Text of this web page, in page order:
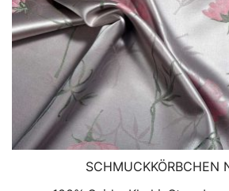
SCHMUCKKÖRBCHEN